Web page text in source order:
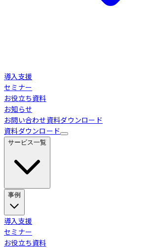
導入支援
セミナー
お役立ち資料
お知らせ
お問い合わせ資料ダウンロード
資料ダウンロード
サービス一覧
Loglass 経営管理
Loglass 人員計画
事例
導入事例
導入支援
セミナー
お役立ち資料